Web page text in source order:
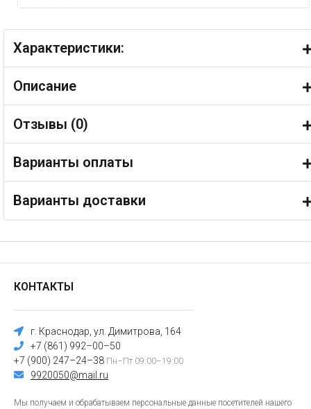
Характеристики:
Описание
Отзывы (0)
Варианты оплаты
Варианты доставки
КОНТАКТЫ
г. Краснодар, ул. Димитрова, 164
+7 (861) 992–00–50
+7 (900) 247–24–38 Пн–Пт 09:00–19:00
9920050@mail.ru
Мы получаем и обрабатываем персональные данные посетителей нашего